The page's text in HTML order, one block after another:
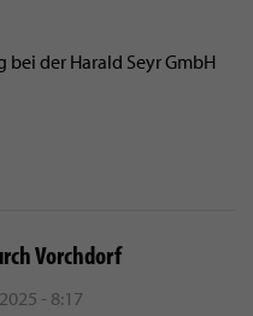
der Harald Seyr GmbH
Vorchdorf
- 8:17